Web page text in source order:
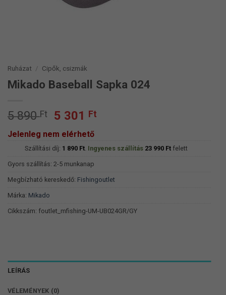
Ruházat / Cipők, csizmák
Mikado Baseball Sapka 024
5 890Ft
Original
price
was:
5
890 Ft.
5 301 Ft
5
Jelenleg nem elérhető
Szállítási díj: 1 890 Ft. Ingyenes szállítás 23 990 Ftfelett
Gyors szállítás: 2-5 munkanap
Megbízható kereskedő: Fishingoutlet
Márka: Mikado
Cikkszám: foutlet_mfishing-UM-UB024GR/GY
LEÍRÁS
VÉLEMÉNYEK (0)